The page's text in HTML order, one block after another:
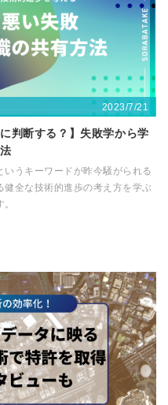
2023/7/21
判断する？】失敗学から学
うキーワードが昨今騒がられる
全な技術的進歩の考え方を学ぶ